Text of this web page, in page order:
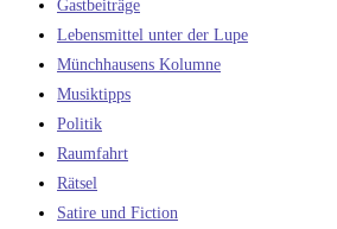
Gastbeiträge
Lebensmittel unter der Lupe
Münchhausens Kolumne
Musiktipps
Politik
Raumfahrt
Rätsel
Satire und Fiction